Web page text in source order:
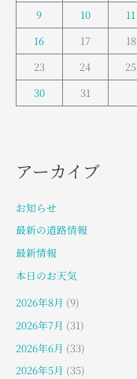
9
10 11
16
17 18
23
24 25
30
31
アーカイブ
お知らせ
最新の道路情報
最新情報
本日のお天気
2026年8月 (9)
2026年7月 (31)
2026年6月 (33)
2026年5月 (35)